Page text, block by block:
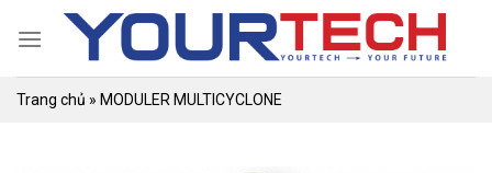
Trang chủ » MODULER MULTICYCLONE